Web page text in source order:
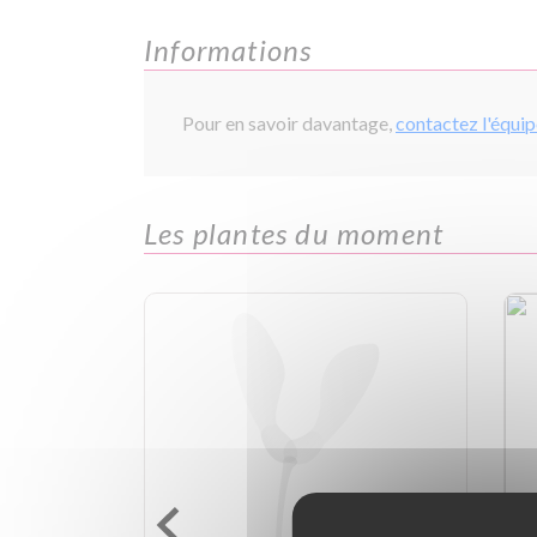
Informations
Pour en savoir davantage,contactez
Les plantes du moment